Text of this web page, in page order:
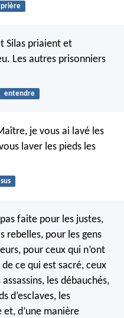
prière
Silas priaient et
Les autres prisonniers
entendre
je vous ai lavé les
laver les pieds les
faite pour les justes,
rebelles, pour les gens
pour ceux qui n’ont
ce qui est sacré, ceux
les débauchés,
d’esclaves, les
et, d’une manière